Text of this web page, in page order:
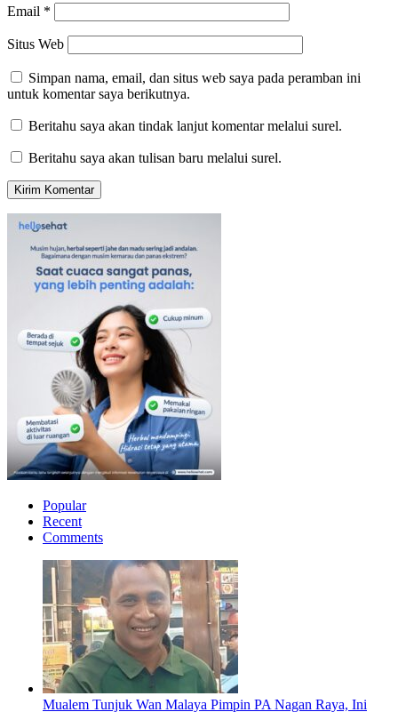
Email *
Situs Web
Simpan nama, email, dan situs web saya pada peramban ini
untuk komentar saya berikutnya.
Beritahu saya akan tindak lanjut komentar melalui surel.
Beritahu saya akan tulisan baru melalui surel.
Popular
Recent
Comments
Mualem Tunjuk Wan Malaya Pimpin PA Nagan Raya, Ini